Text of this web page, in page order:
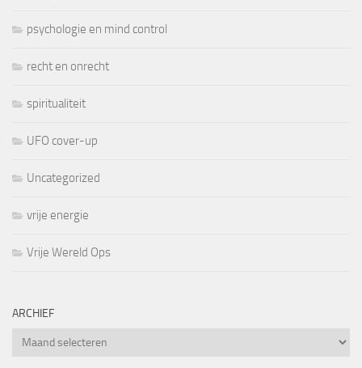
psychologie en mind control
recht en onrecht
spiritualiteit
UFO cover-up
Uncategorized
vrije energie
Vrije Wereld Ops
ARCHIEF
Archief